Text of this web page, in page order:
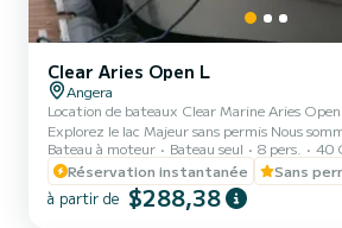
Clear Aries Open L
Angera
Location de bateaux Clear Marine Aries
Explorez le lac Majeur sans permis Nous
accueillir à bord du tout nouveau Clear
modèle 2026 ! Si vous recherchez le
et de la sécurité pour vos excursions sur le lac
bateau parfait. Grâce à son design moderne et à sa coque
Bateau à moteur Bateau seul 8 pers. 40
Réservation instantanée
Sans
à partir de $288,38